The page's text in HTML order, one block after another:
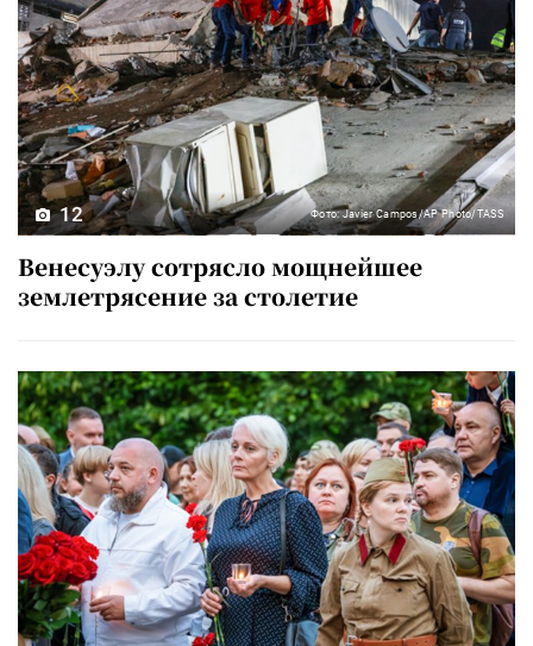
12 Фото: Javier Campos/AP Photo/TASS
Венесуэлу сотрясло мощнейшее
землетрясение за столетие